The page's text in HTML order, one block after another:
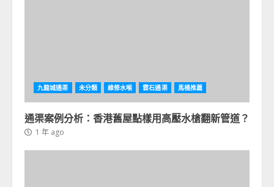
九龍城通渠 未分類 維修水喉 雲石通渠 馬桶推薦
通渠案例分析：香港舊屋點樣用高壓水槍翻新管道？
1 年 ago